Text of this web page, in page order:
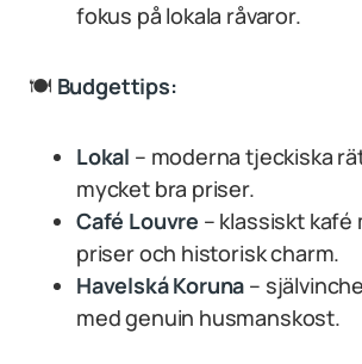
fokus på lokala råvaror.
🍽 Budgettips:
Lokal – moderna tjeckiska
mycket bra priser.
Café Louvre – klassiskt kafé
priser och historisk charm.
Havelská Koruna –
med genuin husmanskost.